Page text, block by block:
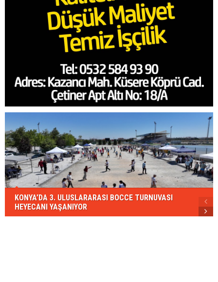
KONYA’DA 3. ULUSLARARASI BOCCE TURNUVASI
HEYECANI YAŞANIYOR